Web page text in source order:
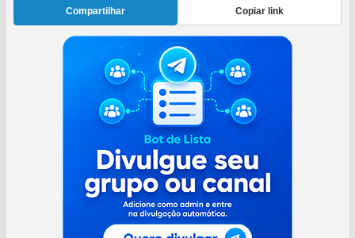
Compartilhar Copiar link